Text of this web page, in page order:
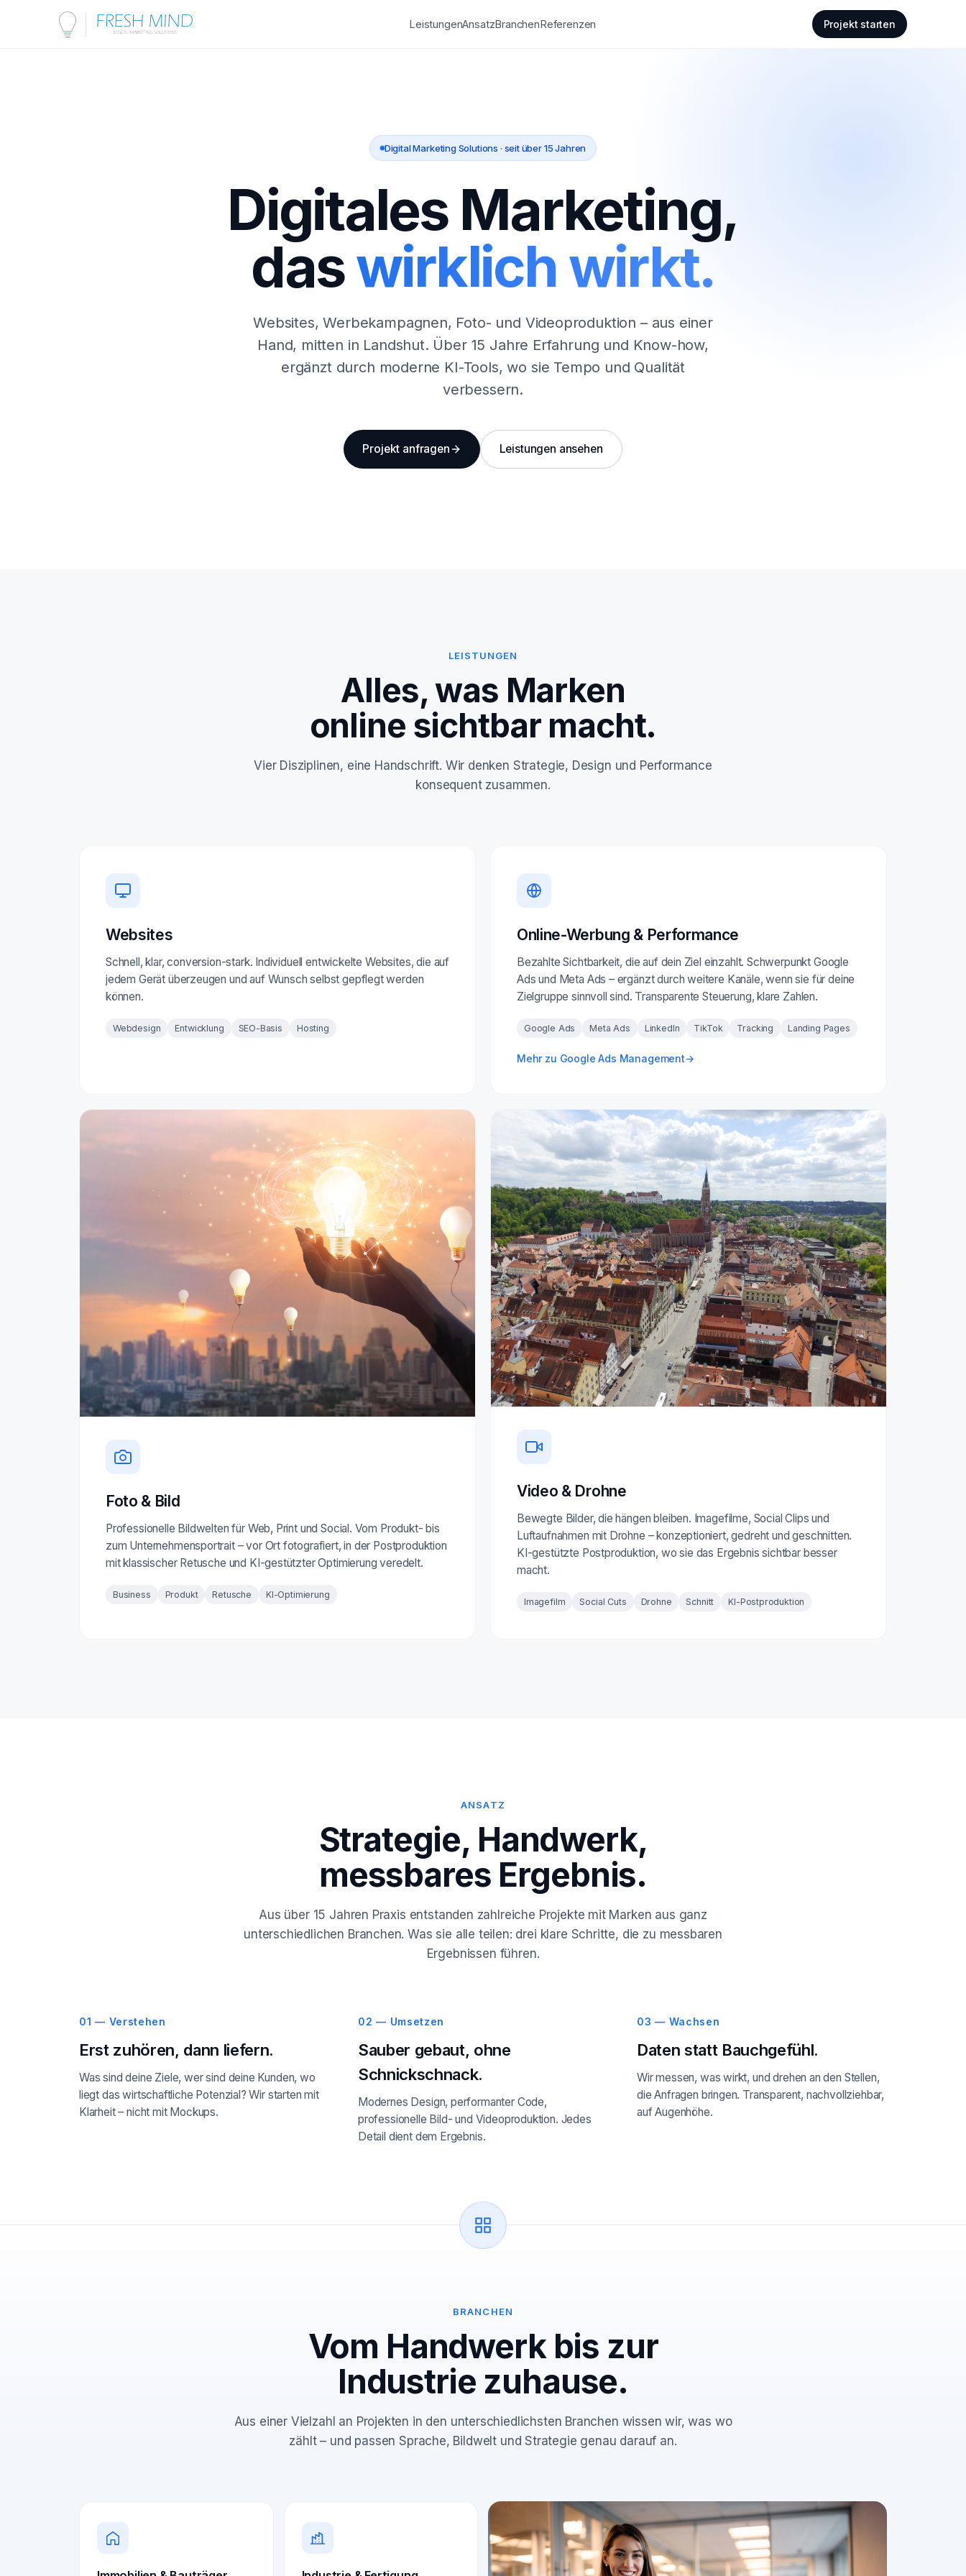
LeistungenAnsatzBranchenReferenzen Projekt starten
Digital Marketing Solutions · seit über 15 Jahren
Digitales Marketing,
daswirklich wirkt.
Websites, Werbekampagnen, Foto- und Videoproduktion – aus einer
Hand, mitten in Landshut. Über 15 Jahre Erfahrung und Know-how,
ergänzt durch moderne KI-Tools, wo sie Tempo und Qualität
verbessern.
Projekt anfragen Leistungen ansehen
LEISTUNGEN
Alles, was Marken
online sichtbar macht.
Vier Disziplinen, eine Handschrift. Wir denken Strategie, Design und Performance
konsequent zusammen.
Websites
Schnell, klar, conversion-stark. Individuell entwickelte Websites, die auf
jedem Gerät überzeugen und auf Wunsch selbst gepflegt werden
können.
Webdesign Entwicklung SEO-Basis Hosting
Online-Werbung & Performance
Bezahlte Sichtbarkeit, die auf dein Ziel einzahlt. Schwerpunkt Google
Ads und Meta Ads – ergänzt durch weitere Kanäle, wenn sie für deine
Zielgruppe sinnvoll sind. Transparente Steuerung, klare Zahlen.
Google Ads Meta Ads LinkedIn TikTok Tracking Landing Pages
Mehr zu Google Ads Management→
Foto & Bild
Professionelle Bildwelten für Web, Print und Social. Vom Produkt- bis
zum Unternehmensportrait – vor Ort fotografiert, in der Postproduktion
mit klassischer Retusche und KI-gestützter Optimierung veredelt.
Business Produkt Retusche KI-Optimierung
Video & Drohne
Bewegte Bilder, die hängen bleiben. Imagefilme, Social Clips und
Luftaufnahmen mit Drohne – konzeptioniert, gedreht und geschnitten.
KI-gestützte Postproduktion, wo sie das Ergebnis sichtbar besser
macht.
Imagefilm Social Cuts Drohne Schnitt KI-Postproduktion
ANSATZ
Strategie, Handwerk,
messbares Ergebnis.
Aus über 15 Jahren Praxis entstanden zahlreiche Projekte mit Marken aus ganz
unterschiedlichen Branchen. Was sie alle teilen: drei klare Schritte, die zu messbaren
Ergebnissen führen.
01 — Verstehen
Erst zuhören, dann liefern.
Was sind deine Ziele, wer sind deine Kunden, wo
liegt das wirtschaftliche Potenzial? Wir starten mit
Klarheit – nicht mit Mockups.
02 — Umsetzen
Sauber gebaut, ohne
Schnickschnack.
Modernes Design, performanter Code,
professionelle Bild- und Videoproduktion. Jedes
Detail dient dem Ergebnis.
03 — Wachsen
Daten statt Bauchgefühl.
Wir messen, was wirkt, und drehen an den Stellen,
die Anfragen bringen. Transparent, nachvollziehbar,
auf Augenhöhe.
BRANCHEN
Vom Handwerk bis zur
Industrie zuhause.
Aus einer Vielzahl an Projekten in den unterschiedlichsten Branchen wissen wir, was wo
zählt – und passen Sprache, Bildwelt und Strategie genau darauf an.